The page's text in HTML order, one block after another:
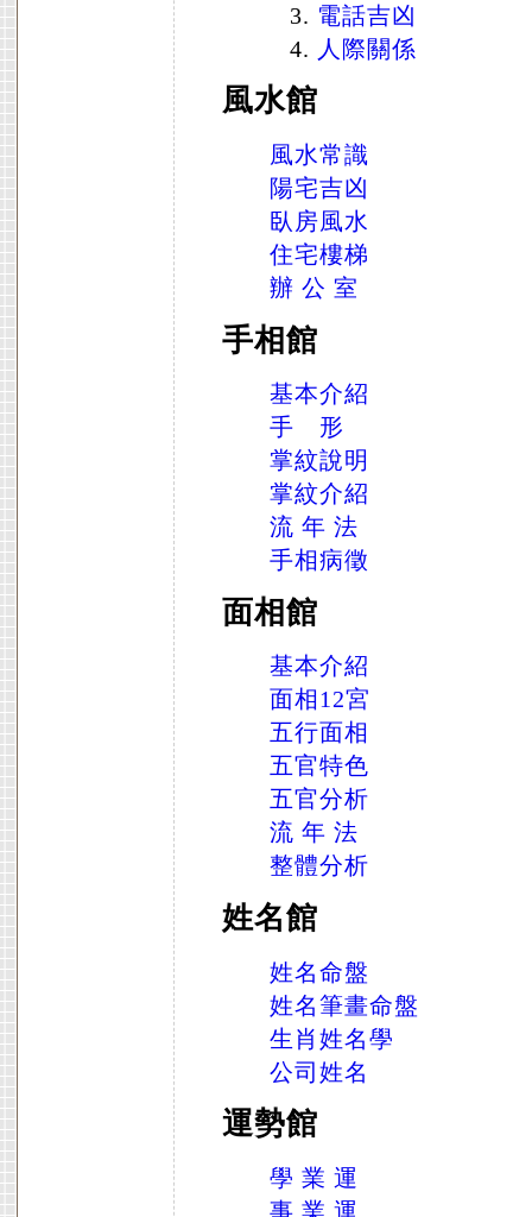
電話吉凶
人際關係
風水館
風水常識
陽宅吉凶
臥房風水
住宅樓梯
辦 公 室
手相館
基本介紹
手 形
掌紋說明
掌紋介紹
流 年 法
手相病徵
面相館
基本介紹
面相12宮
五行面相
五官特色
五官分析
流 年 法
整體分析
姓名館
姓名命盤
姓名筆畫命盤
生肖姓名學
公司姓名
運勢館
學 業 運
事 業 運